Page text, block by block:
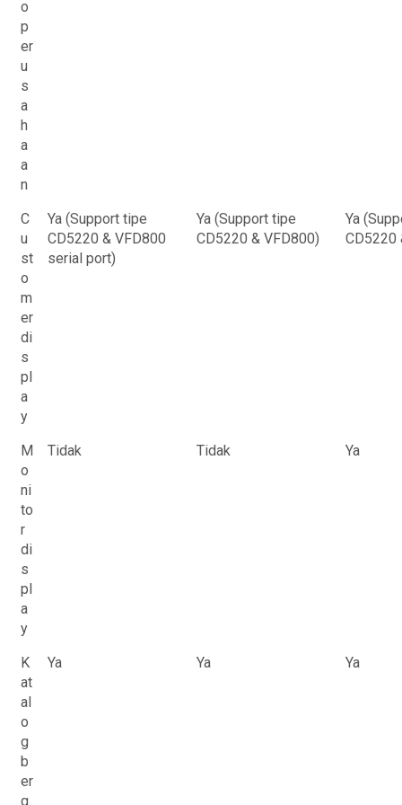
o
p
er
u
s
a
h
a
a
n
C
u
st
o
m
er
di
s
pl
a
y
Ya (Support tipe
CD5220 & VFD800
serial port)
Ya (Support tipe
CD5220 & VFD800)
Ya
CD5220
M
o
ni
to
r
di
s
pl
a
y
Tidak Tidak Ya
K
at
al
o
g
b
er
g
Ya Ya Ya